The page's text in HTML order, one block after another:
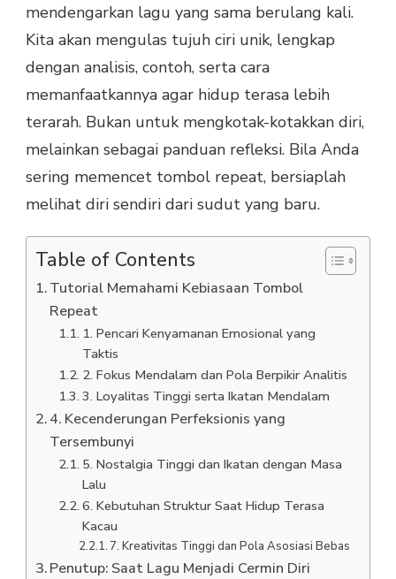
mendengarkan lagu yang sama berulang kali.
Kita akan mengulas tujuh ciri unik, lengkap
dengan analisis, contoh, serta cara
memanfaatkannya agar hidup terasa lebih
terarah. Bukan untuk mengkotak-kotakkan diri,
melainkan sebagai panduan refleksi. Bila Anda
sering memencet tombol repeat, bersiaplah
melihat diri sendiri dari sudut yang baru.
Table of Contents
Tutorial Memahami Kebiasaan Tombol
Repeat
1. Pencari Kenyamanan Emosional yang
Taktis
2. Fokus Mendalam dan Pola Berpikir Analitis
3. Loyalitas Tinggi serta Ikatan Mendalam
4. Kecenderungan Perfeksionis yang
Tersembunyi
5. Nostalgia Tinggi dan Ikatan dengan Masa
Lalu
6. Kebutuhan Struktur Saat Hidup Terasa
Kacau
7. Kreativitas Tinggi dan Pola Asosiasi Bebas
Penutup: Saat Lagu Menjadi Cermin Diri